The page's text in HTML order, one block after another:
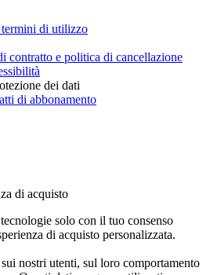
di utilizzo
contratto e politica di cancellazione
dei dati
di abbonamento
di acquisto
solo con il tuo consenso
di acquisto personalizzata.
nostri utenti, sul loro comportamento